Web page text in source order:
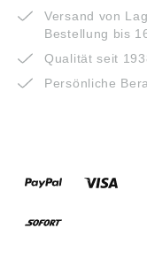
Versand von
Bestellung bis
Qualität seit
Persönliche